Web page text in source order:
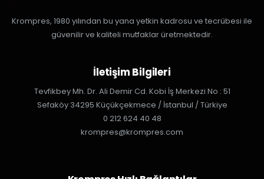
Krompres, 1980 yılından bu yana yetkin kadrosu ve tecrübesi ile
güvenilir ve kaliteli mutfaklar üretmektedir.
İletişim Bilgileri
Tevfikbey Mh. Dr. Ali Demir Cd. Kobi İş Merkezi No : 51
Sefaköy 34295 Küçükçekmece / İstanbul / Türkiye
0 212 624 40 48
krompres@krompres.com